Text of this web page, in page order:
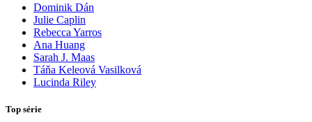
Dominik Dán
Julie Caplin
Rebecca Yarros
Ana Huang
Sarah J. Maas
Táňa Keleová Vasilková
Lucinda Riley
Top série